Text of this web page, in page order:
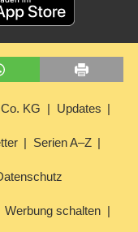
KG Updates
Serien A–Z
Werbung schalten